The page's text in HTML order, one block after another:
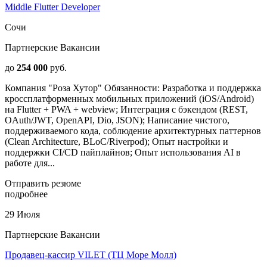
Middle Flutter Developer
Сочи
Партнерские Вакансии
до 254 000 руб.
Компания "Роза Хутор" Обязанности: Разработка и поддержка
кроссплатформенных мобильных приложений (iOS/Android)
на Flutter + PWA + webview; Интеграция с бэкендом (REST,
OAuth/JWT, OpenAPI, Dio, JSON); Написание чистого,
поддерживаемого кода, соблюдение архитектурных паттернов
(Clean Architecture, BLoC/Riverpod); Опыт настройки и
поддержки CI/CD пайплайнов; Опыт использования AI в
работе для...
Отправить резюме
подробнее
29 Июля
Партнерские Вакансии
Продавец-кассир VILET (ТЦ Море Молл)